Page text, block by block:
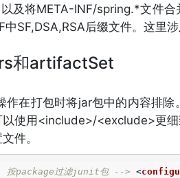
及将META-INF/spring.*文件
中SF,DSA,RSA后缀文件。这里
和artifactSet
作在打包时将jar包中的内容排
以使用<include>/<exclude>更
件。
package过滤junit包 --> <